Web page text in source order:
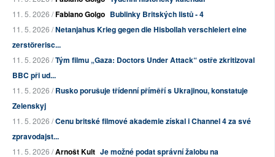
11. 5. 2026 /Fabiano Golgo Bublinky Britských listů - 4
11. 5. 2026 /Netanjahus Krieg gegen die Hisbollah verschleiert eine
zerstörerisc...
11. 5. 2026 /Tým filmu „Gaza: Doctors Under Attack“ ostře zkritizoval
BBC při ud...
11. 5. 2026 /Rusko porušuje třídenní příměří s Ukrajinou, konstatuje
Zelenskyj
11. 5. 2026 /Cenu britské filmové akademie získal i Channel 4 za své
zpravodajst...
11. 5. 2026 /Arnošt Kult Je možné podat správní žalobu na